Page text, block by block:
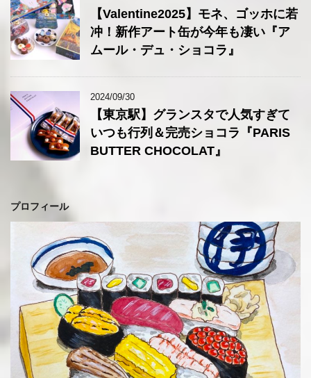
【Valentine2025】モネ、ゴッホに若
冲！新作アート缶が今年も凄い『ア
ムール・デュ・ショコラ』
2024/09/30
【東京駅】グランスタで人気すぎて
いつも行列＆完売ショコラ『PARIS
BUTTER CHOCOLAT』
プロフィール